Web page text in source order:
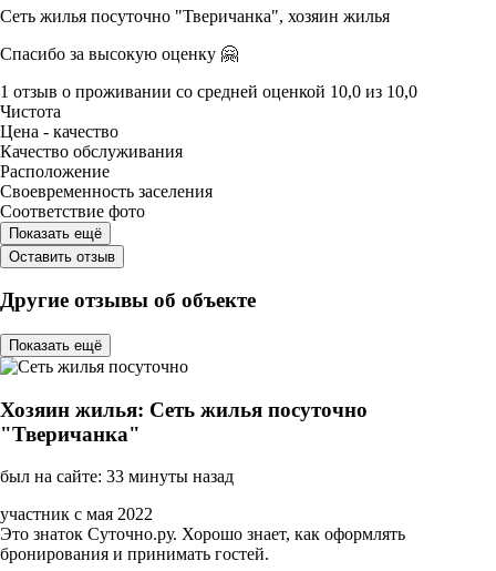
Сеть жилья посуточно "Тверичанка", хозяин жилья
Спасибо за высокую оценку 🤗
1 отзыв о проживании со средней оценкой 10,0 из 10,0
Чистота
Цена - качество
Качество обслуживания
Расположение
Своевременность заселения
Соответствие фото
Показать ещё
Оставить отзыв
Другие отзывы об объекте
Показать ещё
Хозяин жилья: Сеть жилья посуточно
"Тверичанка"
был на сайте: 33 минуты назад
участник с мая 2022
Это знаток Суточно.ру. Хорошо знает, как оформлять
бронирования и принимать гостей.